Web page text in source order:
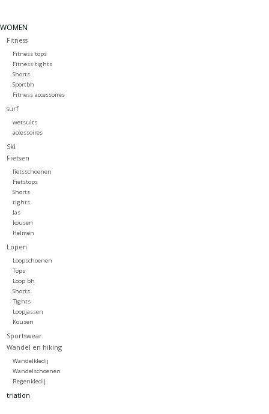
WOMEN
Fitness
Fitness tops
Fitness tights
Shorts
Sportbh
Fitness accessoires
surf
wetsuits
accessoires
Ski
Fietsen
fietsschoenen
Fietstops
Shorts
tights
Jas
kousen
Helmen
Lopen
Loopschoenen
Tops
Loop bh
Shorts
Tights
Loopjassen
Kousen
Sportswear
Wandel en hiking
Wandelkledij
Wandelschoenen
Regenkledij
triatlon